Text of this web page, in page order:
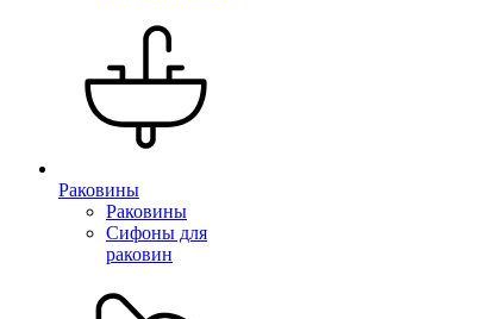
Раковины
Раковины
Сифоны для
раковин